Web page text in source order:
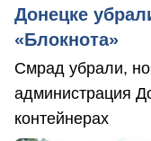
Донецке
«Блокнота»
Смрад убрали,
администрация
контейнерах